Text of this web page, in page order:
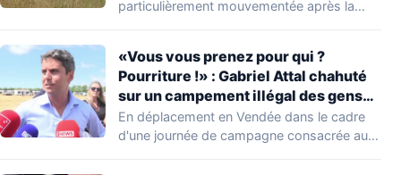
délogent en moins d’1 heure
particulièrement mouvementée après la
«Vous vous prenez pour qui ?
Pourriture !» : Gabriel Attal chahuté
sur un campement illégal des gens
du voyage
En déplacement en Vendée dans le cadre
d'une journée de campagne consacrée aux